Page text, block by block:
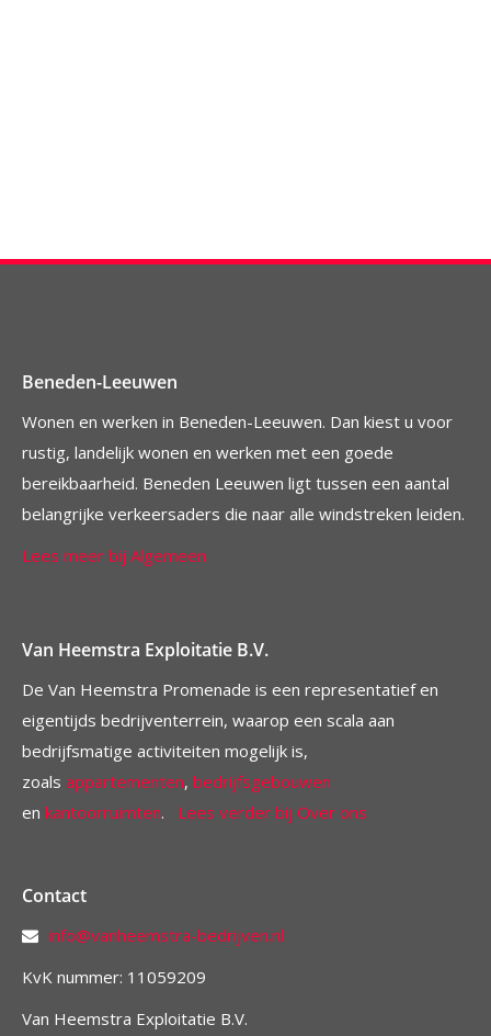
Beneden-Leeuwen
Wonen en werken in Beneden-Leeuwen. Dan kiest u voor
rustig, landelijk wonen en werken met een goede
bereikbaarheid. Beneden Leeuwen ligt tussen een aantal
belangrijke verkeersaders die naar alle windstreken leiden.
Lees meer bij Algemeen
Van Heemstra Exploitatie B.V.
De Van Heemstra Promenade is een representatief en
eigentijds bedrijventerrein, waarop een scala aan
bedrijfsmatige activiteiten mogelijk is,
zoals appartementen, bedrijfsgebouwen
en kantoorruimten. Lees verder bij Over ons
Contact
info@vanheemstra-bedrijven.nl
KvK nummer: 11059209
Van Heemstra Exploitatie B.V.